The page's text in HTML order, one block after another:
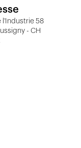
l'Industrie 58
- CH